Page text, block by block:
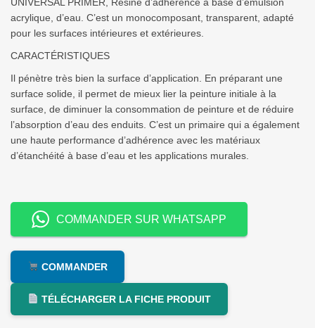
acrylique, d’eau. C’est un monocomposant, transparent, adapté
pour les surfaces intérieures et extérieures.
CARACTÉRISTIQUES
Il pénètre très bien la surface d’application. En préparant une
surface solide, il permet de mieux lier la peinture initiale à la
surface, de diminuer la consommation de peinture et de réduire
l’absorption d’eau des enduits. C’est un primaire qui a également
une haute performance d’adhérence avec les matériaux
d’étanchéité à base d’eau et les applications murales.
COMMANDER SUR WHATSAPP
COMMANDER
TÉLÉCHARGER LA FICHE PRODUIT